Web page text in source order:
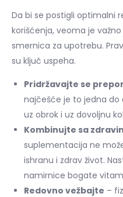
Da bi se postigli optimalni
korišćenja, veoma je
smernica za upotrebu.
su ključ uspeha.
Pridržavajte se
najčešće je to jedna do
uz obrok i uz dovoljnu
Kombinujte sa
suplementacija ne
ishranu i zdrav život.
namirnice bogate
Redovno vežbajte –